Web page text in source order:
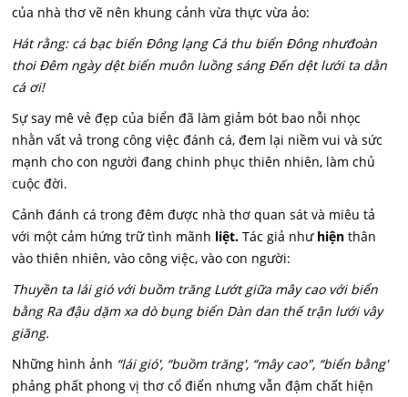
của nhà thơ vẽ nên khung cảnh vừa thực vừa ảo:
Hát rằng: cá bạc biển Đông lạng Cá thu biển Đông nhưđoàn
thoi Đêm ngày dệt biển muôn luồng sáng Đến dệt lưới ta dằn
cá ơi!
Sự say mê vẻ đẹp của biển đã làm giảm bót bao nỗi nhọc
nhằn vất vả trong công việc đánh cá, đem lại niềm vui và sức
mạnh cho con người đang chinh phục thiên nhiên, làm chủ
cuộc đời.
Cảnh đánh cá trong đêm được nhà thơ quan sát và miêu tả
với một cảm hứng trữ tình mãnh liệt.Tác giả như hiệnthân
vào thiên nhiên, vào công việc, vào con người:
Thuyền ta lái gió với buồm trăng Lướt giữa mây cao với biển
bằng Ra đậu dặm xa dò bụng biển Dàn dan thế trận lưới vây
giăng.
Những hình ảnh “lái gió', “buồm trăng', “mây cao", “biển bằng'
phảng phất phong vị thơ cổ điển nhưng vẫn đậm chất hiện